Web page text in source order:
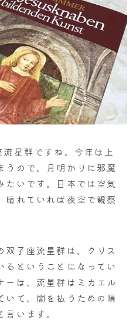
星群ですね。今年は上
うので、月明かりに邪魔
たいです。日本では空気
晴れていれば夜空で観察
双子座流星群は、クリス
るということになってい
ーは、流星群はミカエル
いて、闇を払うための隕
います。